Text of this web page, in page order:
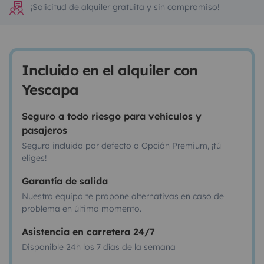
¡Solicitud de alquiler gratuita y sin compromiso!
Incluido en el alquiler con
Yescapa
Seguro a todo riesgo para vehículos y
pasajeros
Seguro incluido por defecto o Opción Premium, ¡tú
eliges!
Garantía de salida
Nuestro equipo te propone alternativas en caso de
problema en último momento.
Asistencia en carretera 24/7
Disponible 24h los 7 días de la semana